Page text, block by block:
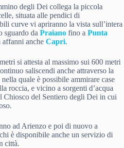
degli Dei collega la piccola
situata alle pendici di
curve vi apriranno la vista sull’intera
sguardo da Praiano fino a Punta
affanni anche Capri.
si attesta al massimo sui 600 metri
saliscendi anche attraverso la
quale è possibile ammirare case
roccia, e vicino a sorgenti d’acqua
del Sentiero degli Dei in cui
ad Arienzo e poi di nuovo a
è disponibile anche un servizio di
città.